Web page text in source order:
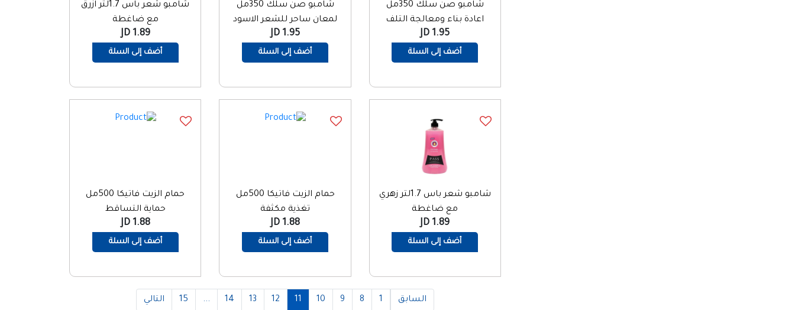
شامبو صن سلك 350مل
اعادة بناء ومعالجة التلف
1.95 JD
أضف إلى السلة
شامبو صن سلك 350مل
لمعان ساحر للشعر الاسود
1.95 JD
أضف إلى السلة
شامبو شعر باس 1.7لتر ازرق
مع ضاغطة
1.89 JD
أضف إلى السلة
شامبو شعر باس 1.7لتر زهري
مع ضاغطة
1.89 JD
أضف إلى السلة
حمام الزيت فاتيكا 500مل
تغذية مكثفة
1.88 JD
أضف إلى السلة
حمام الزيت فاتيكا 500مل
حماية التساقط
1.88 JD
أضف إلى السلة
السابق 1
8
9
10
11
12
13
14
...
15 التالي